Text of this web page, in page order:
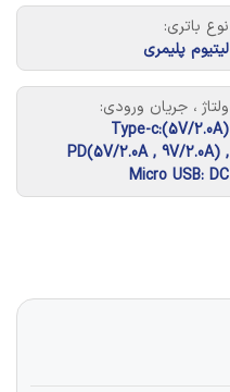
نوع باتری:
لیتیوم پلیمری
ولتاژ ، جریان ورودی:
(5V/2.0A)Type-c:
PD(5V/2.0A , 9V/2.0A) ,
Micro USB: DC